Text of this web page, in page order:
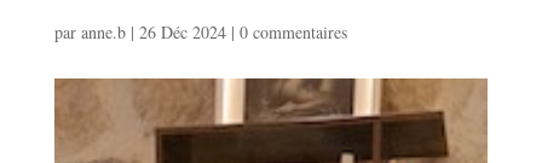
par anne.b| 26 Déc 2024| 0 commentaires